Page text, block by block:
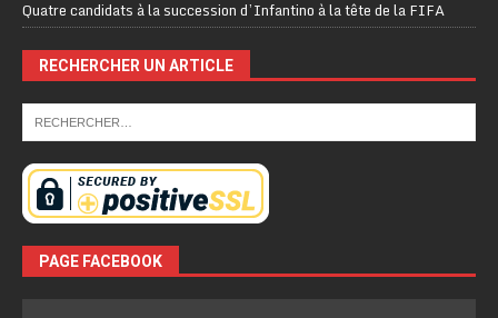
Quatre candidats à la succession d’Infantino à la tête de la FIFA
RECHERCHER UN ARTICLE
PAGE FACEBOOK